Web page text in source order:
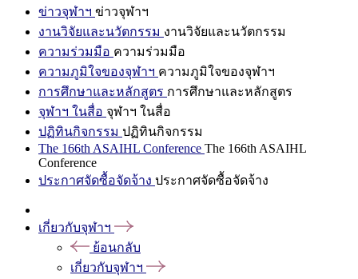
ข่าวจุฬาฯ ข่าวจุฬาฯ
งานวิจัยและนวัตกรรม งานวิจัยและนวัตกรรม
ความร่วมมือ ความร่วมมือ
ความภูมิใจของจุฬาฯ ความภูมิใจของจุฬาฯ
การศึกษาและหลักสูตร การศึกษาและหลักสูตร
จุฬาฯ ในสื่อ จุฬาฯ ในสื่อ
ปฏิทินกิจกรรม ปฏิทินกิจกรรม
The 166th ASAIHL Conference The 166th ASAIHL
Conference
ประกาศจัดซื้อจัดจ้าง ประกาศจัดซื้อจัดจ้าง
เกี่ยวกับจุฬาฯ
ย้อนกลับ
เกี่ยวกับจุฬาฯ